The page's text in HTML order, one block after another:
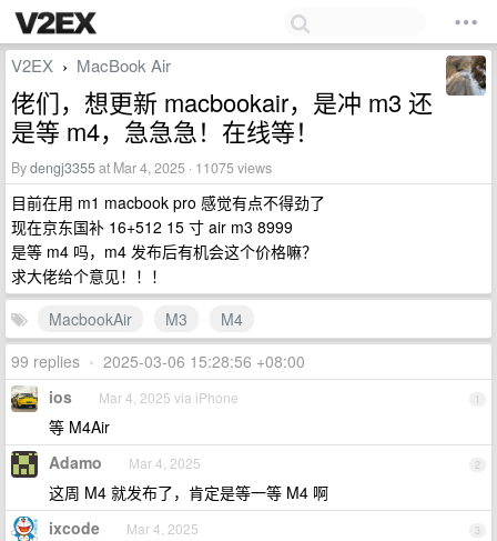
V2EX › MacBook Air
佬们，想更新 macbookair，是冲 m3 还
是等 m4，急急急！在线等！
Bydengj3355at Mar 4, 2025 · 11075 views
目前在用 m1 macbook pro 感觉有点不得劲了
现在京东国补 16+512 15 寸 air m3 8999
是等 m4 吗，m4 发布后有机会这个价格嘛？
求大佬给个意见！！！
MacbookAir
M3
M4
99 replies • 2025-03-06 15:28:56 +08:00
1
ios Mar 4, 2025 via iPhone
等 M4Air
2
Adamo Mar 4, 2025
这周 M4 就发布了，肯定是等一等 M4 啊
3
ixcode Mar 4, 2025